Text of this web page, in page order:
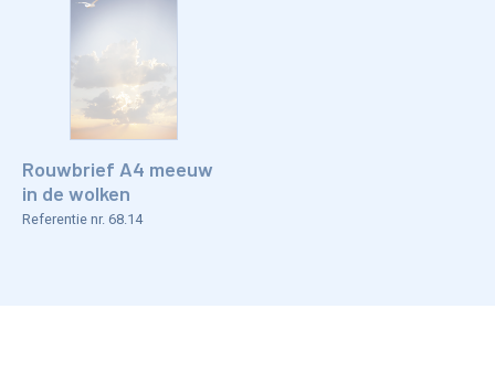
Rouwbrief A4 meeuw
in de wolken
Referentie nr. 68.14